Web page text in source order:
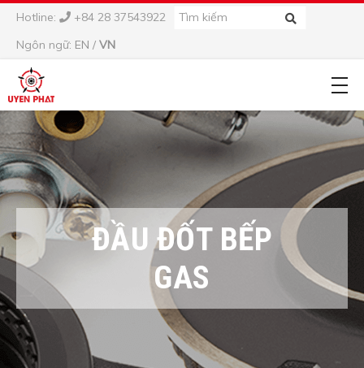
Hotline:
+84 28 37543922
Ngôn ngữ: EN / VN
ĐẦU ĐỐT BẾP
GAS